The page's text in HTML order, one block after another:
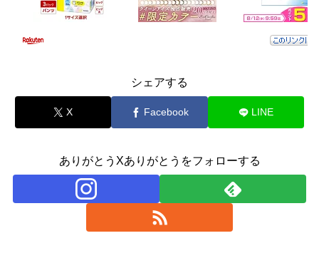
シェアする
X Facebook LINE
ありがとうXありがとうをフォローする